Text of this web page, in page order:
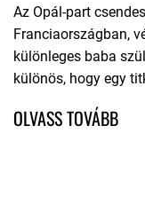
Az Opál-part
Franciaországban,
különleges baba
különös, hogy egy